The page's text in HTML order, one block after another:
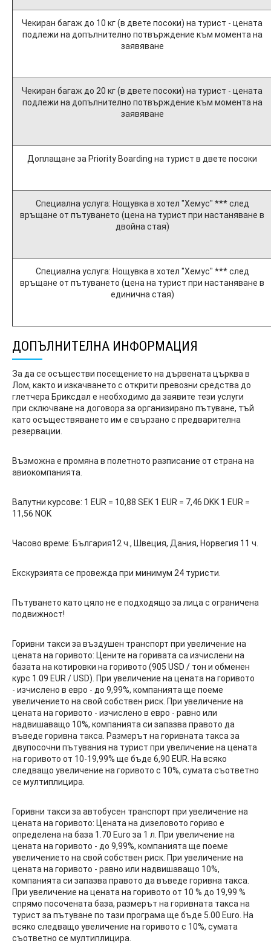
Чекиран багаж до 10 кг (в двете посоки) на турист - цената
подлежи на допълнително потвърждение към момента на
заявяване
Чекиран багаж до 20 кг (в двете посоки) на турист - цената
подлежи на допълнително потвърждение към момента на
заявяване
Доплащане за Priority Boarding на турист в двете посоки
Специална услуга: Нощувка в хотел "Хемус" *** след
връщане от пътуването (цена на турист при настаняване в
двойна стая)
Специална услуга: Нощувка в хотел "Хемус" *** след
връщане от пътуването (цена на турист при настаняване в
единична стая)
ДОПЪЛНИТЕЛНА ИНФОРМАЦИЯ
За да се осъществи посещението на дървената църква в
Лом, както и изкачването с открити превозни средства до
глетчера Бриксдал е необходимо да заявите тези услуги
при сключване на договора за организирано пътуване, тъй
като осъществяването им е свързано с предварителна
резервации.
Възможна е промяна в полетното разписание от страна на
авиокомпанията.
Валутни курсове: 1 EUR = 10,88 SEK 1 EUR = 7,46 DKK 1 EUR =
11,56 NOK
Часово време: България12 ч., Швеция, Дания, Норвегия 11 ч.
Екскурзията се провежда при минимум 24 туристи.
Пътуването като цяло не е подходящо за лица с ограничена
подвижност!
Горивни такси за въздушен транспорт при увеличение на
цената на горивото: Цените на горивата са изчислени на
базата на котировки на горивото (905 USD / тон и обменен
курс 1.09 EUR / USD). При увеличение на цената на горивото
- изчислено в евро - до 9,99%, компанията ще поеме
увеличението на свой собствен риск. При увеличение на
цената на горивото - изчислено в евро - равно или
надвишаващо 10%, компанията си запазва правото да
въведе горивна такса. Размерът на горивната такса за
двупосочни пътувания на турист при увеличение на цената
на горивото от 10-19,99% ще бъде 6,90 EUR. На всяко
следващо увеличение на горивото с 10%, сумата съответно
се мултиплицира.
Горивни такси за автобусен транспорт при увеличение на
цената на горивото: Цената на дизеловото гориво е
определена на база 1.70 Euro за 1 л. При увеличение на
цената на горивото - до 9,99%, компанията ще поеме
увеличението на свой собствен риск. При увеличение на
цената на горивото - равно или надвишаващо 10%,
компанията си запазва правото да въведе горивна такса.
При увеличение на цената на горивото от 10 % до 19,99 %
спрямо посочената база, размерът на горивната такса на
турист за пътуване по тази програма ще бъде 5.00 Euro. На
всяко следващо увеличение на горивото с 10%, сумата
съответно се мултиплицира.